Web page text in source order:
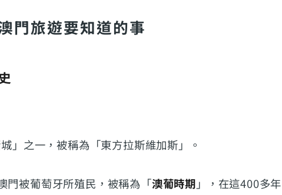
門旅遊要知道的事
」之一，被稱為「東方拉斯維加斯」。
門被葡萄牙所殖民，被稱為「澳葡時期 」，在這400多